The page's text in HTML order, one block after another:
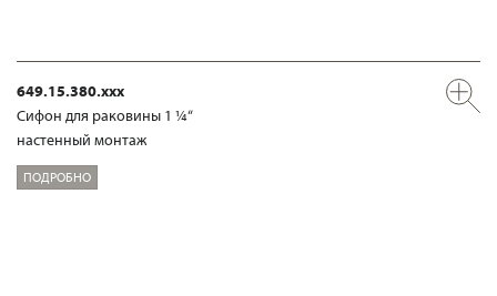
649.15.380.xxx
Сифон для раковины 1 ¼“
настенный монтаж
ПОДРОБНО